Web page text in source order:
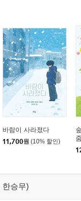
바람이 사라졌다
11,700원 (10% 할인)
한승무)